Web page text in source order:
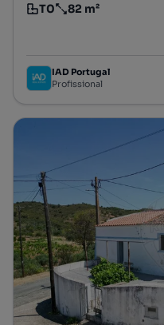
Tipologia
T0
Preço por metro
82 m²
IAD Portugal
Profissional